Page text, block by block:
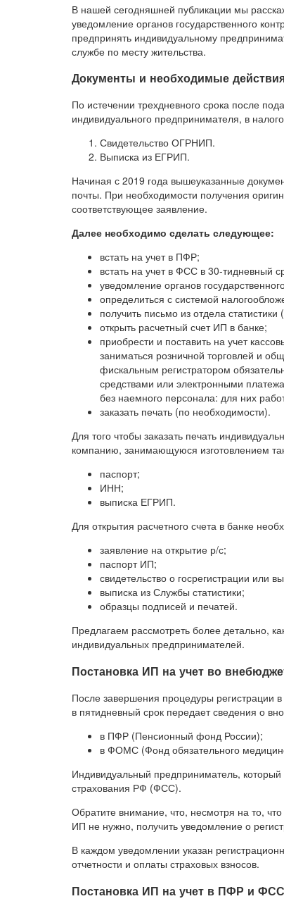
В нашей сегодняшней публикации мы
уведомление органов государственного
предпринять индивидуальному
службе по месту жительства.
Документы и необходимые
По истечении трехдневного срока после
индивидуального предпринимателя, в
Свидетельство ОГРНИП.
Выписка из ЕГРИП.
Начиная с 2019 года вышеуказанные
почты. При необходимости получения
соответствующее заявление.
Далее необходимо сделать следующее:
встать на учет в ПФР;
встать на учет в ФСС в 30-тидневный
уведомление органов
определиться с системой
получить письмо из отдела статистики
открыть расчетный счет ИП в банке;
приобрести и поставить на учет
заниматься розничной торговлей и
фискальным регистратором
средствами или электронными
без наемного персонала: для них
заказать печать (по необходимости).
Для того чтобы заказать печать
компанию, занимающуюся изготовлением
паспорт;
ИНН;
выписка ЕГРИП.
Для открытия расчетного счета в банке
заявление на открытие р/с;
паспорт ИП;
свидетельство о госрегистрации или
выписка из Службы статистики;
образцы подписей и печатей.
Предлагаем рассмотреть более детально,
индивидуальных предпринимателей.
Постановка ИП на учет во
После завершения процедуры регистрации
в пятидневный срок передает сведения о
в ПФР (Пенсионный фонд России);
в ФОМС (Фонд обязательного
Индивидуальный предприниматель,
страхования РФ (ФСС).
Обратите внимание, что, несмотря на то,
ИП не нужно, получить уведомление о
В каждом уведомлении указан
отчетности и оплаты страховых взносов.
Постановка ИП на учет в ПФР и ФСС